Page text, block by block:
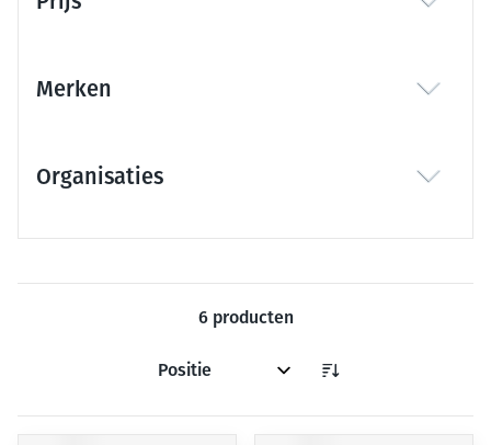
Merken
Organisaties
6producten
Sorteer op: